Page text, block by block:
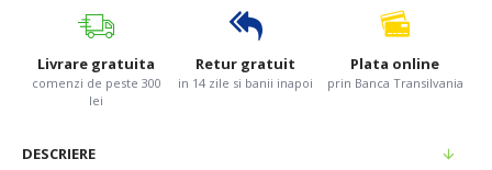
Livrare gratuita
comenzi de peste 300
lei
Retur gratuit
in 14 zile si banii inapoi
Plata online
prin Banca Transilvania
DESCRIERE